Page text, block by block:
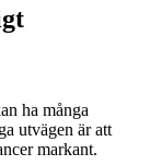
ha många
utvägen är att
markant.